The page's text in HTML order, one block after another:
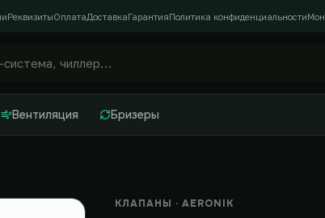
РеквизитыОплатаДоставкаГарантияПолитика конфиденциальности
Вентиляция Бризеры
КЛАПАНЫ · AERONIK